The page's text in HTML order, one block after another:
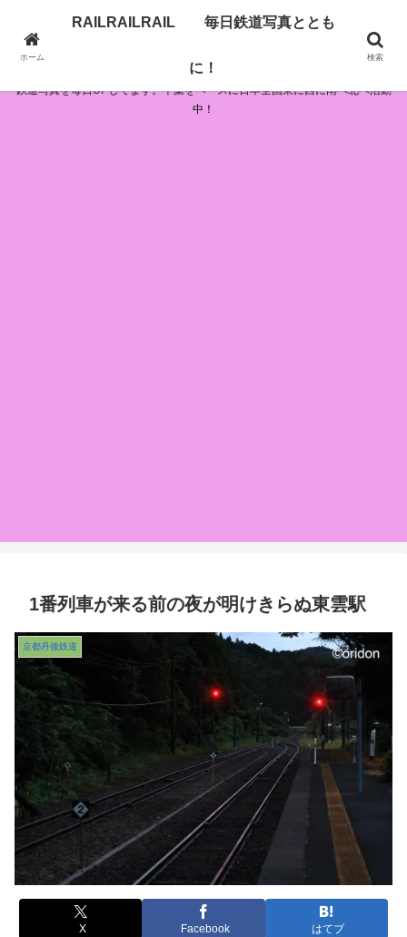
RAILRAILRAIL 毎日鉄道写真とともに！
鉄道写真を毎日UPしてます。千葉をベースに日本全国東に西に南へ北へ活動
中！
1番列車が来る前の夜が明けきらぬ東雲駅
京都丹後鉄道
X Facebook はてブ
ホーム
RAILRAILRAIL 毎日鉄道写真ととも
に！
検索